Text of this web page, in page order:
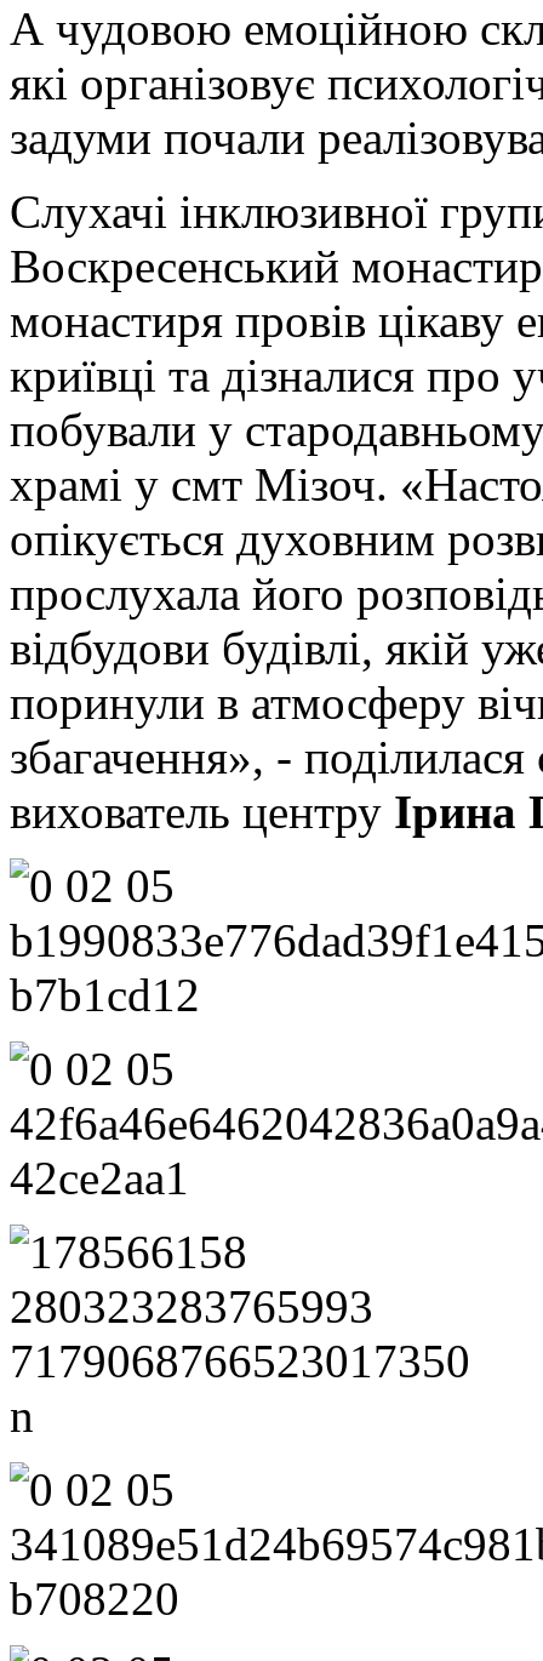
А чудовою емоційною
які організовує
задуми почали
Слухачі інклюзивної
Воскресенський
монастиря провів цікаву
криївці та дізналися
побували у
храмі у смт Мізоч.
опікується духовним
прослухала його
відбудови будівлі, якій
поринули в атмосферу
збагачення», -
вихователь центру Ірина